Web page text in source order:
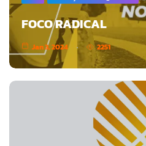
FOCO RADICAL
Jan 3, 2024 2251